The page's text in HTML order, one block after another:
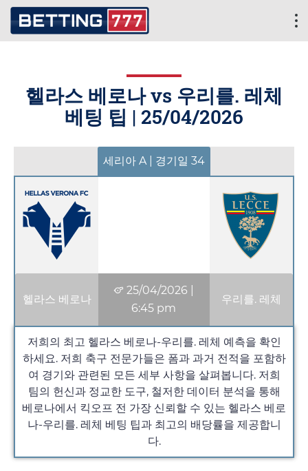
헬라스 베로나 vs 우리를. 레체
베팅 팁 | 25/04/2026
세리아 A | 경기일 34
헬라스 베로나
25/04/2026
6:45 pm
우리를. 레체
저희의 최고 헬라스 베로나-우리를. 레체 예측을 확인
하세요. 저희 축구 전문가들은 폼과 과거 전적을 포함하
여 경기와 관련된 모든 세부 사항을 살펴봅니다. 저희
팀의 헌신과 정교한 도구, 철저한 데이터 분석을 통해
베로나에서 킥오프 전 가장 신뢰할 수 있는 헬라스 베로
나-우리를. 레체 베팅 팁과 최고의 배당률을 제공합니
다.